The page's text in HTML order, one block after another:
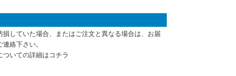
損していた場合、またはご注文と異なる場合は、お届
絡下さい。
ついての詳細はコチラ